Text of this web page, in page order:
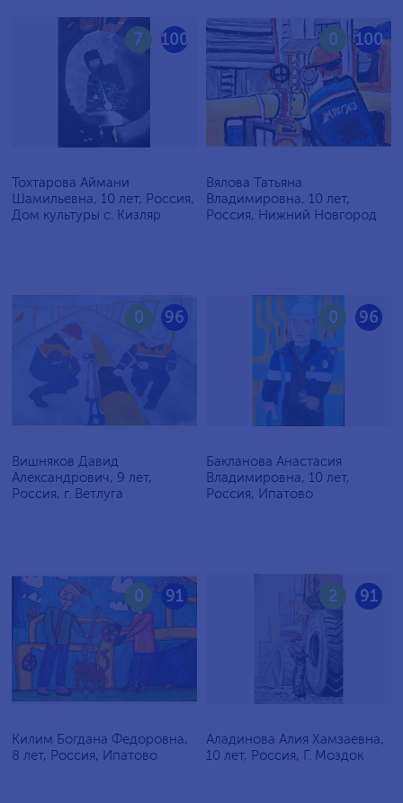
100
7
Тохтарова Аймани
Шамильевна, 10 лет, Россия,
Дом культуры с. Кизляр
100
0
Вялова Татьяна
Владимировна, 10 лет,
Россия, Нижний Новгород
96
0
Вишняков Давид
Александрович, 9 лет,
Россия, г. Ветлуга
96
0
Бакланова Анастасия
Владимировна, 10 лет,
Россия, Ипатово
91
0
Килим Богдана Федоровна,
8 лет, Россия, Ипатово
91
2
Аладинова Алия Хамзаевна,
10 лет, Россия, Г. Моздок